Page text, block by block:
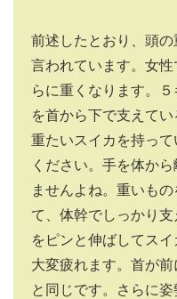
前述したとおり、頭
言われています。女
らに重くなります。
を首から下で支えてい
重たいスイカを持っ
ください。手を体か
ませんよね。重いも
て、体幹でしっかり
をピンと伸ばしてス
大変疲れます。首が
と同じです。さらに